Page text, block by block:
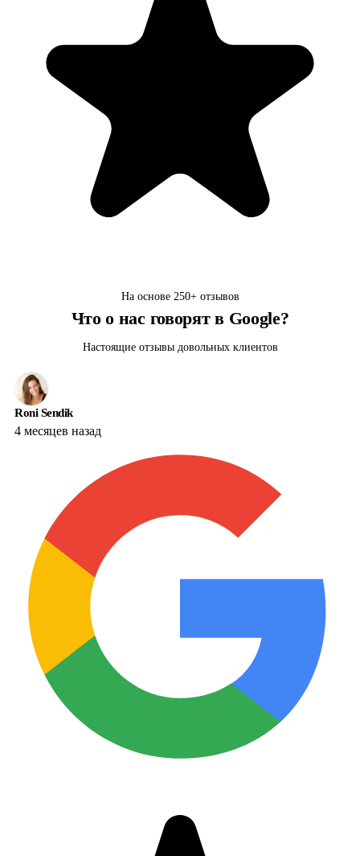
На основе 250+ отзывов
Что о нас говорят в Google?
Настоящие отзывы довольных клиентов
Roni Sendik
4 месяцев назад